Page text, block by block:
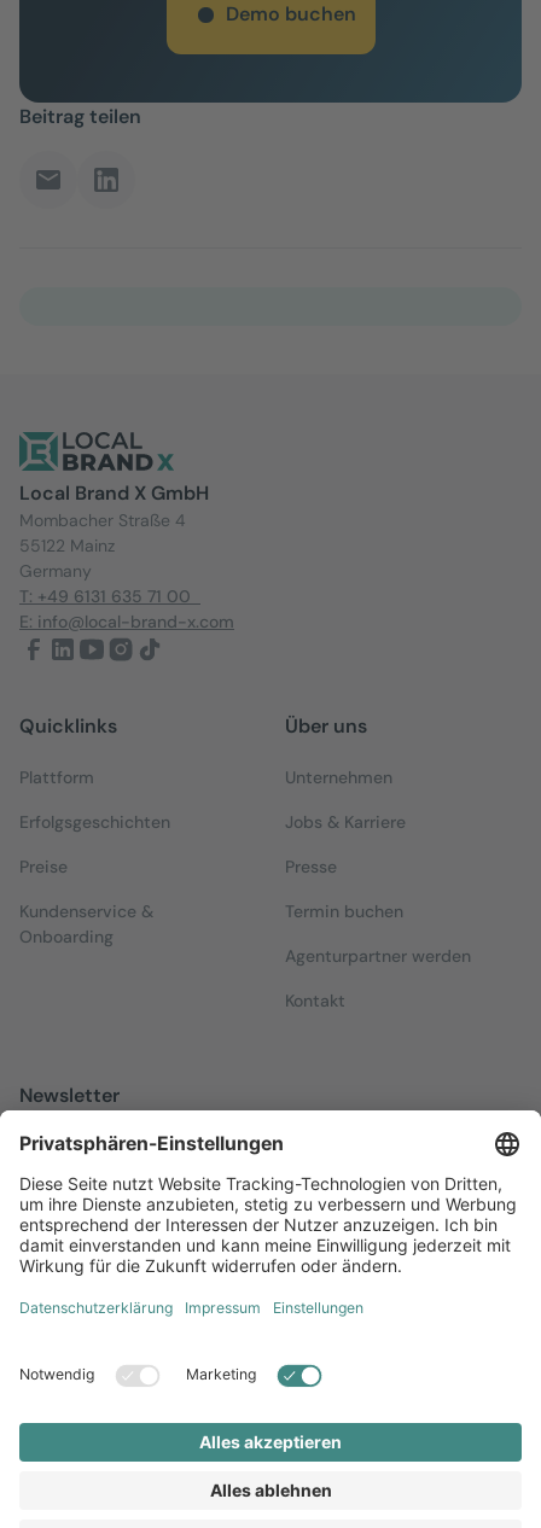
Demo buchen
Beitrag teilen
Local Brand X GmbH
Mombacher Straße 4
55122 Mainz
Germany
T: +49 6131 635 71 00
E: info@local-brand-x.com
Quicklinks
Plattform
Erfolgsgeschichten
Preise
Kundenservice &
Onboarding
Über uns
Unternehmen
Jobs & Karriere
Presse
Termin buchen
Agenturpartner werden
Kontakt
Newsletter
Melden Sie sich zu unserem kostenfreien Newsletter an, der Sie
über alles Wissenswerte rund um Local Marketing auf dem
Laufenden hält.
AGB Impressum